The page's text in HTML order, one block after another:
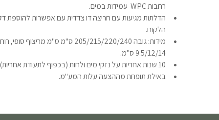
רחבות WPC עמידות במים.
הדלתות מגיעות עם חריצה דו צדדית עם אפשרות להוספת
הלקוח.
9.5/12/14 ס"מ.
10 שנות אחריות על נזקי מים ולחות (בכפוף לתעודת אחריות).
באילת תופחת מההצעה עלות המע"מ.